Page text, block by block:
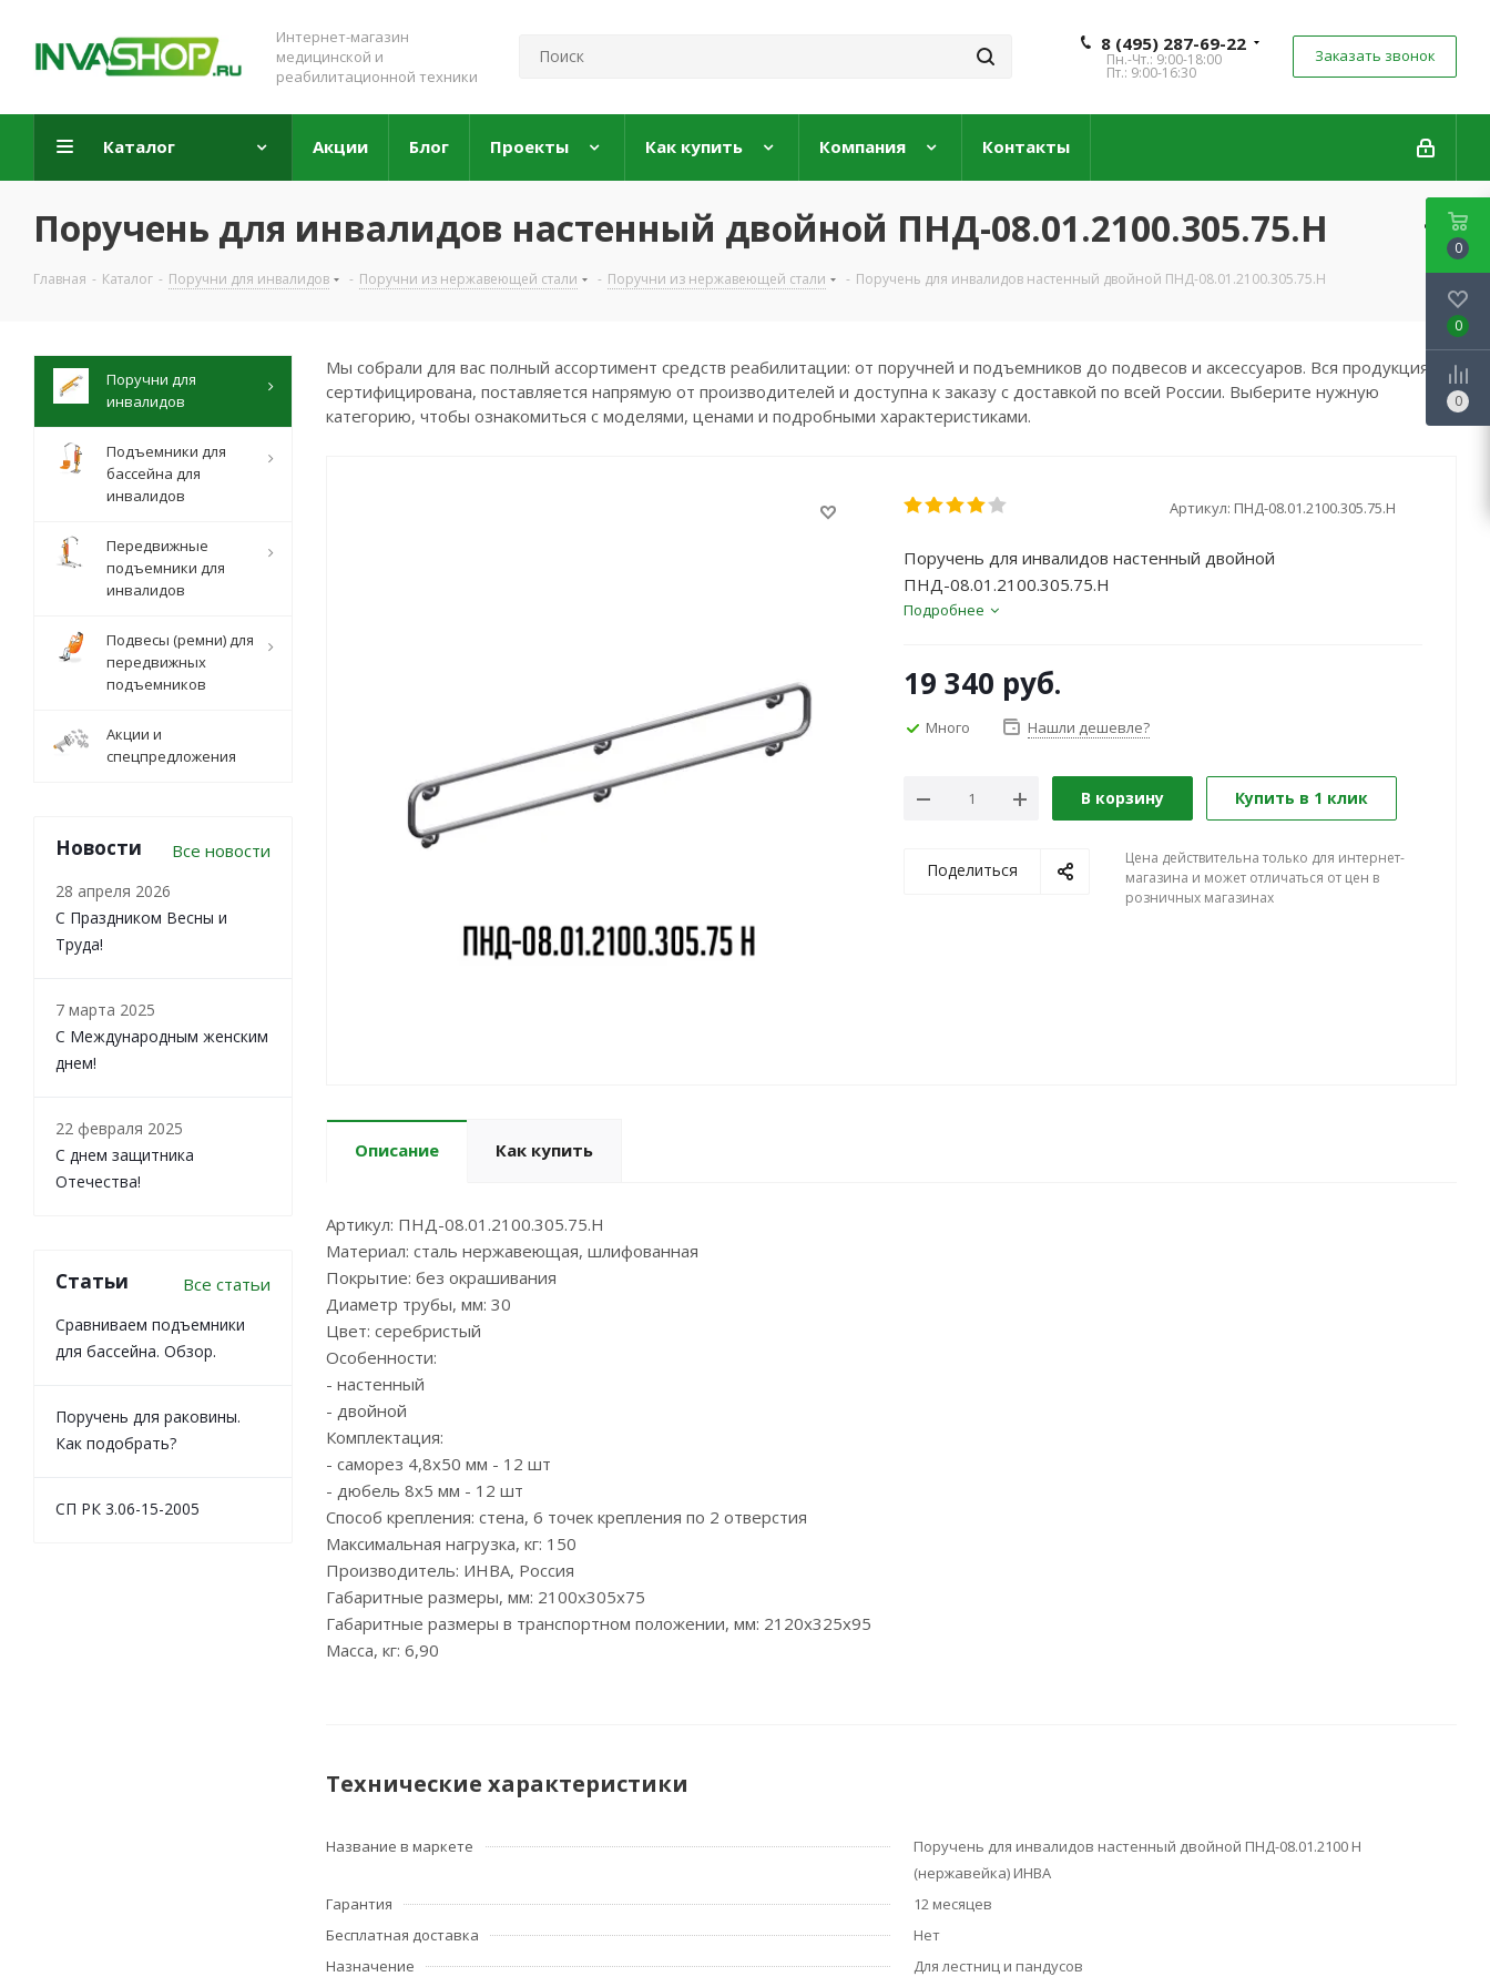
Интернет-магазин
медицинской и
реабилитационной техники
8 (495) 287-69-22
Пн.-Чт.: 9:00-18:00
Пт.: 9:00-16:30
Заказать звонок
Каталог Акции Блог Проекты Как купить Компания Контакты
Поручень для инвалидов настенный двойной ПНД-08.01.2100.305.75.Н
Главная - Каталог - Поручни для инвалидов - Поручни из нержавеющей стали - Поручни из нержавеющей стали - Поручень для инвалидов настенный двойной ПНД-08.01.2100.305.75.Н
Мы собрали для вас полный ассортимент средств реабилитации: от поручней и подъемников до подвесов и аксессуаров. Вся продукция
сертифицирована, поставляется напрямую от производителей и доступна к заказу с доставкой по всей России. Выберите нужную
категорию, чтобы ознакомиться с моделями, ценами и подробными характеристиками.
Артикул: ПНД-08.01.2100.305.75.Н
Поручень для инвалидов настенный двойной
ПНД-08.01.2100.305.75.Н
Подробнее
19 340 руб.
Много Нашли дешевле?
В корзину Купить в 1 клик
Поделиться
Цена действительна только для интернет-
магазина и может отличаться от цен в
розничных магазинах
Описание Как купить
Артикул: ПНД-08.01.2100.305.75.Н
Материал: сталь нержавеющая, шлифованная
Покрытие: без окрашивания
Диаметр трубы, мм: 30
Цвет: серебристый
Особенности:
- настенный
- двойной
Комплектация:
- саморез 4,8х50 мм - 12 шт
- дюбель 8х5 мм - 12 шт
Способ крепления: стена, 6 точек крепления по 2 отверстия
Максимальная нагрузка, кг: 150
Производитель: ИНВА, Россия
Габаритные размеры, мм: 2100х305х75
Габаритные размеры в транспортном положении, мм: 2120х325х95
Масса, кг: 6,90
Технические характеристики
Название в маркете
Поручень для инвалидов настенный двойной ПНД-08.01.2100 Н
(нержавейка) ИНВА
Гарантия
12 месяцев
Бесплатная доставка
Нет
Назначение
Для лестниц и пандусов
Поручни для
инвалидов
Подъемники для
бассейна для
инвалидов
Передвижные
подъемники для
инвалидов
Подвесы (ремни) для
передвижных
подъемников
Акции и
спецпредложения
Новости Все новости
28 апреля 2026
С Праздником Весны и
Труда!
7 марта 2025
С Международным женским
днем!
22 февраля 2025
С днем защитника
Отечества!
Статьи Все статьи
Сравниваем подъемники
для бассейна. Обзор.
Поручень для раковины.
Как подобрать?
СП РК 3.06-15-2005
0
0
0